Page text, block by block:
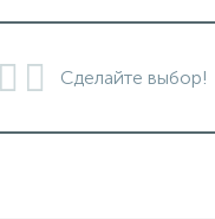
Сделайте выбор!